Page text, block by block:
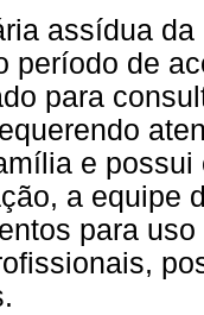
assídua
período de
para
e
a equipe
para